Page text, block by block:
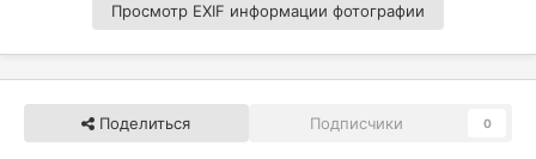
Просмотр EXIF информации фотографии
Поделиться Подписчики 0